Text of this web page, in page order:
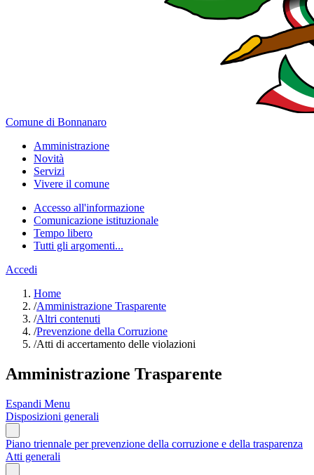
Comune di Bonnanaro
Amministrazione
Novità
Servizi
Vivere il comune
Accesso all'informazione
Comunicazione istituzionale
Tempo libero
Tutti gli argomenti...
Accedi
Home
/Amministrazione Trasparente
/Altri contenuti
/Prevenzione della Corruzione
/Atti di accertamento delle violazioni
Amministrazione Trasparente
Espandi Menu
Disposizioni generali
Piano triennale per prevenzione della corruzione e della trasparenza
Atti generali